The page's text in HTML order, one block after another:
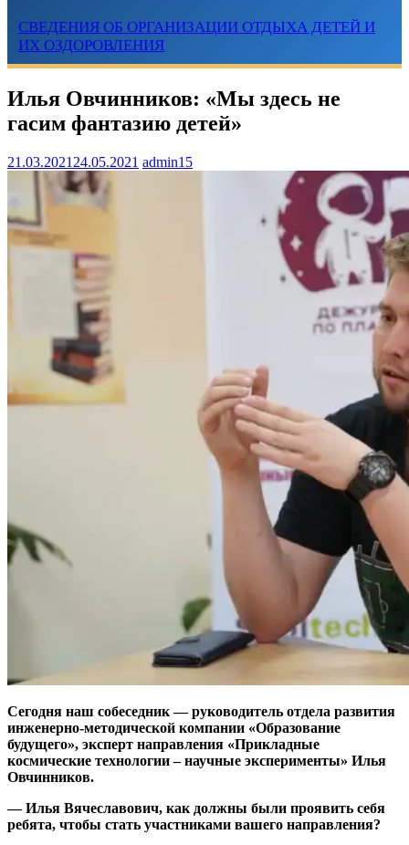
СВЕДЕНИЯ ОБ ОРГАНИЗАЦИИ ОТДЫХА ДЕТЕЙ И
ИХ ОЗДОРОВЛЕНИЯ
Илья Овчинников: «Мы здесь не
гасим фантазию детей»
21.03.2021 24.05.2021 admin15
Сегодня наш собеседник — руководитель отдела развития
инженерно-методической компании «Образование
будущего», эксперт направления «Прикладные
космические технологии– научные эксперименты» Илья
Овчинников.
— Илья Вячеславович, как должны были проявить себя
ребята, чтобы стать участниками вашего направления?